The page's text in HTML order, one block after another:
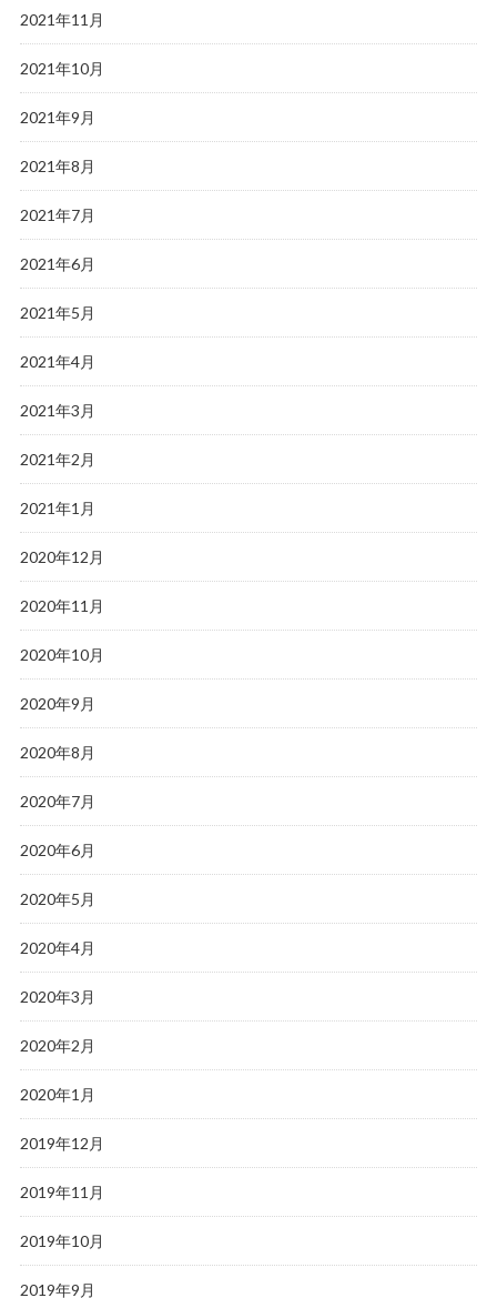
2021年11月
2021年10月
2021年9月
2021年8月
2021年7月
2021年6月
2021年5月
2021年4月
2021年3月
2021年2月
2021年1月
2020年12月
2020年11月
2020年10月
2020年9月
2020年8月
2020年7月
2020年6月
2020年5月
2020年4月
2020年3月
2020年2月
2020年1月
2019年12月
2019年11月
2019年10月
2019年9月